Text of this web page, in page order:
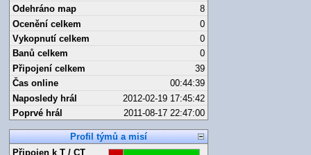
Odehráno map
8
Ocenění celkem
0
Vykopnutí celkem
0
Banů celkem
0
Připojení celkem
39
Čas online
00:44:39
Naposledy hrál
2012-02-19 17:45:42
Poprvé hrál
2011-08-17 22:47:00
Profil týmů a misí
Připojen k T / CT